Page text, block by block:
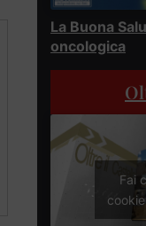
La Buona
oncologica
Fai